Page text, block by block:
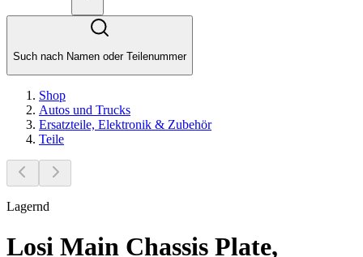
Such nach Namen oder Teilenummer
Shop
Autos und Trucks
Ersatzteile, Elektronik & Zubehör
Teile
Lagernd
Losi Main Chassis Plate,